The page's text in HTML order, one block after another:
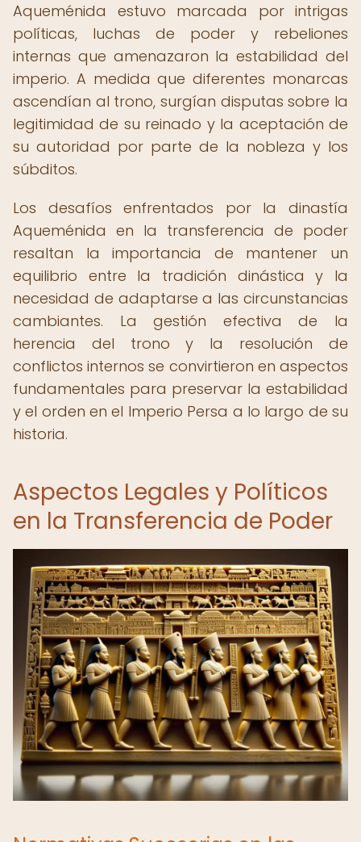
Aqueménida estuvo marcada por intrigas
políticas, luchas de poder y rebeliones
internas que amenazaron la estabilidad del
imperio. A medida que diferentes monarcas
ascendían al trono, surgían disputas sobre la
legitimidad de su reinado y la aceptación de
su autoridad por parte de la nobleza y los
súbditos.
Los desafíos enfrentados por la dinastía
Aqueménida en la transferencia de poder
resaltan la importancia de mantener un
equilibrio entre la tradición dinástica y la
necesidad de adaptarse a las circunstancias
cambiantes. La gestión efectiva de la
herencia del trono y la resolución de
conflictos internos se convirtieron en aspectos
fundamentales para preservar la estabilidad
y el orden en el Imperio Persa a lo largo de su
historia.
Aspectos Legales y Políticos
en la Transferencia de Poder